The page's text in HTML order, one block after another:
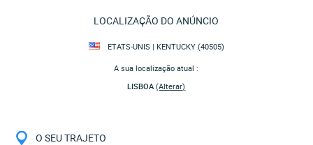
LOCALIZAÇÃO DO ANÚNCIO
ETATS-UNIS | KENTUCKY (40505)
A sua localização atual :
LISBOA(Alterar)
O SEU TRAJETO